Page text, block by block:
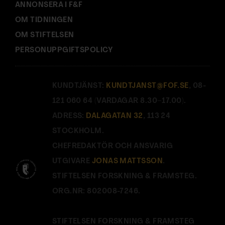
ANNONSERA I F&F
OM TIDNINGEN
OM STIFTELSEN
PERSONUPPGIFTSPOLICY
KUNDTJÄNST: KUNDTJANST@FOF.SE , 08-
121 060 64 (VARDAGAR 8.30–17.00).
ADRESS: DALAGATAN 32 , 113 24
STOCKHOLM.
CHEFREDAKTÖR OCH ANSVARIG
UTGIVARE JONAS MATTSSON.
STIFTELSEN FORSKNING & FRAMSTEG.
ORG.NR: 802008-7246.
STIFTELSEN FORSKNING & FRAMSTEG